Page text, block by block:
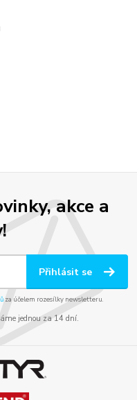
akce a
Přihlásit se
za účelem rozesílky newsletteru.
jednou za 14 dní.